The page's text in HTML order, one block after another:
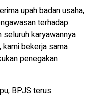
upah badan usaha,
terhadap
karyawannya
kami bekerja sama
penegakan
BPJS terus